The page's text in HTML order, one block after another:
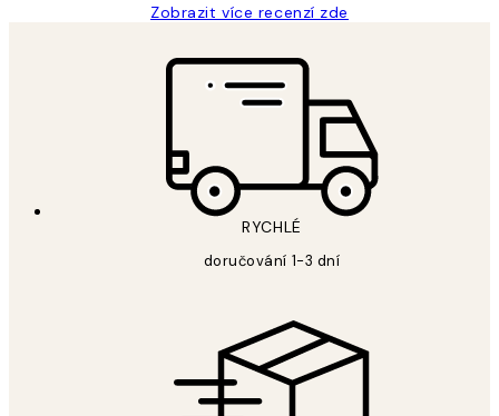
Zobrazit více recenzí zde
RYCHLÉ
doručování 1-3 dní